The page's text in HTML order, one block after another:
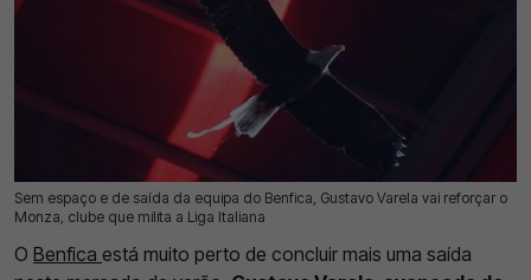
Sem espaço e de saída da equipa do Benfica, Gustavo Varela vai reforçar o
Monza, clube que milita a Liga Italiana
22 Jul 2026 | 17:01 | 0
O Benfica está muito perto de concluir mais uma saída